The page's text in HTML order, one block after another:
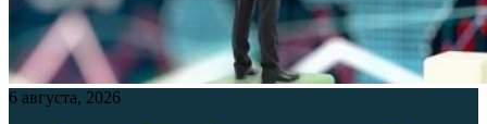
6 августа, 2026